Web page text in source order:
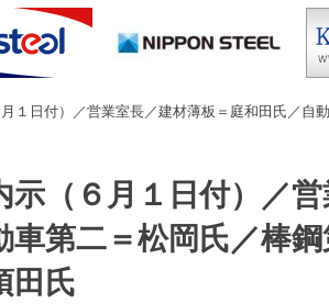
１日付）／営業室長／建材薄板＝庭和田氏／自
示（６月１日付）／
第二＝松岡氏／棒
田氏